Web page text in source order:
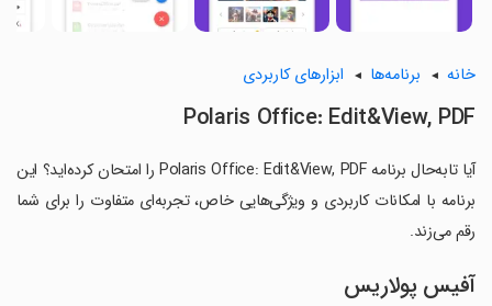
خانه برنامه‌ها ابزارهای کاربردی
Polaris Office: Edit&View, PDF
آیا تابه‌حال برنامه Polaris Office: Edit&View, PDF را امتحان کرده‌اید؟ این
برنامه با امکانات کاربردی و ویژگی‌هایی خاص، تجربه‌ای متفاوت را برای شما
رقم می‌زند.
آفیس پولاریس